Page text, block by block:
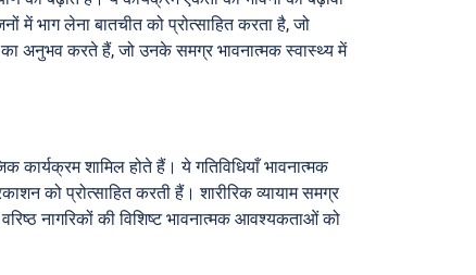
भाग लेना बातचीत को प्रोत्साहित करता है, जो
का अनुभव करते हैं, जो उनके समग्र भावनात्मक स्वास्थ्य में
कार्यक्रम शामिल होते हैं। ये गतिविधियाँ भावनात्मक
को प्रोत्साहित करती हैं। शारीरिक व्यायाम समग्र
नागरिकों की विशिष्ट भावनात्मक आवश्यकताओं को